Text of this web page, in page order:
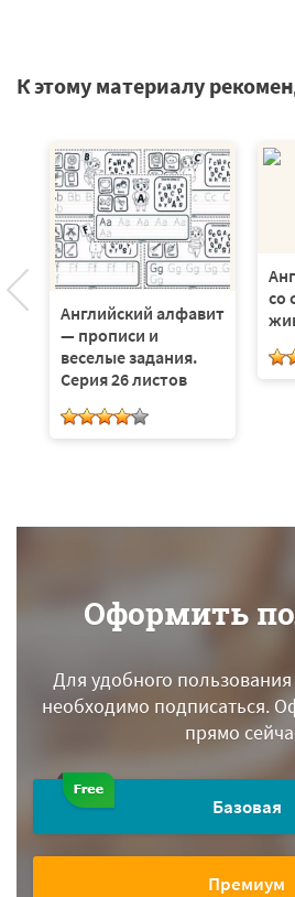
К этому материалу
Английский алфавит
— прописи и
веселые задания.
Серия 26 листов
со
Оформить
Для удобного
необходимо подписаться.
прямо
Базовая
Премиум